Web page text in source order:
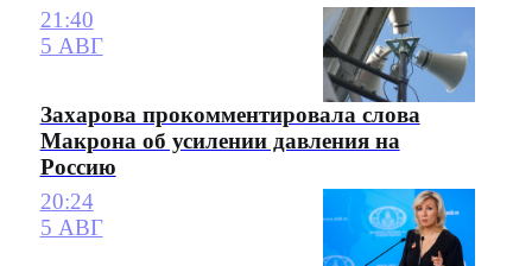
21:40
5 АВГ
Захарова прокомментировала слова
Макрона об усилении давления на
Россию
20:24
5 АВГ